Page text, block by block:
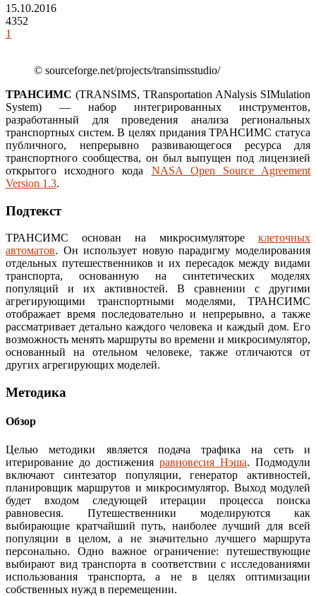
15.10.2016
4352
1
© sourceforge.net/projects/transimsstudio/
ТРАНСИМС (TRANSIMS, TRansportation ANalysis SIMulation
System) — набор интегрированных инструментов,
разработанный для проведения анализа региональных
транспортных систем. В целях придания ТРАНСИМС статуса
публичного, непрерывно развивающегося ресурса для
транспортного сообщества, он был выпущен под лицензией
открытого исходного кода NASA Open Source Agreement
Version 1.3.
Подтекст
ТРАНСИМС основан на микросимуляторе клеточных
автоматов. Он использует новую парадигму моделирования
отдельных путешественников и их пересадок между видами
транспорта, основанную на синтетических моделях
популяций и их активностей. В сравнении с другими
агрегирующими транспортными моделями, ТРАНСИМС
отображает время последовательно и непрерывно, а также
рассматривает детально каждого человека и каждый дом. Его
возможность менять маршруты во времени и микросимулятор,
основанный на отельном человеке, также отличаются от
других агрегирующих моделей.
Методика
Обзор
Целью методики является подача трафика на сеть и
итерирование до достижения равновесия Нэша. Подмодули
включают синтезатор популяции, генератор активностей,
планировщик маршрутов и микросимулятор. Выход модулей
будет входом следующей итерации процесса поиска
равновесия. Путешественники моделируются как
выбирающие кратчайший путь, наиболее лучший для всей
популяции в целом, а не значительно лучшего маршрута
персонально. Одно важное ограничение: путешествующие
выбирают вид транспорта в соответствии с исследованиями
использования транспорта, а не в целях оптимизации
собственных нужд в перемещении.